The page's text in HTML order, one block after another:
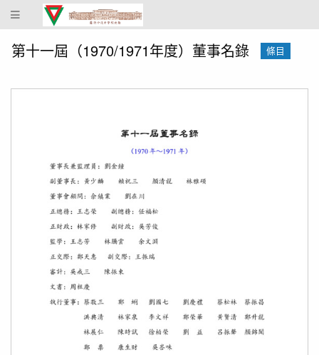
蔴
坡
中
史
館
第十一屆（1970/1971年度）董事名錄 條目